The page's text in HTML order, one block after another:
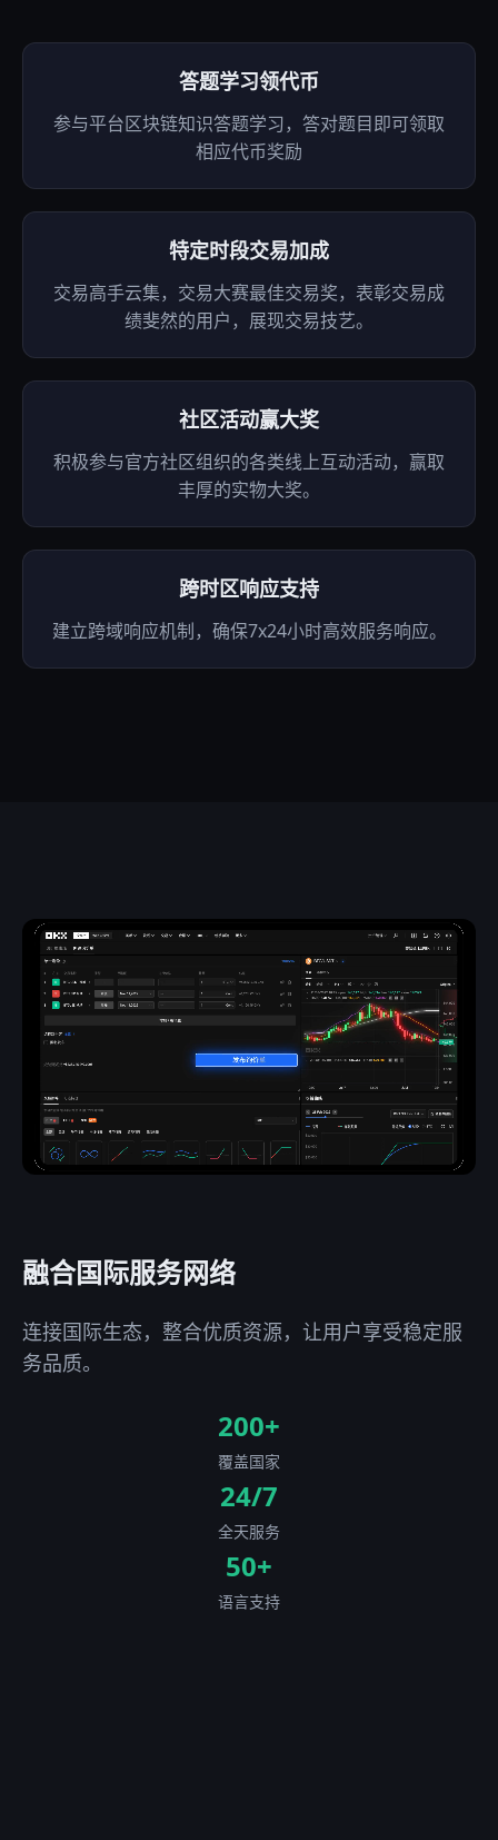
答题学习领代币
参与平台区块链知识答题学习，答对题目即可领取
相应代币奖励
特定时段交易加成
交易高手云集，交易大赛最佳交易奖，表彰交易成
绩斐然的用户，展现交易技艺。
社区活动赢大奖
积极参与官方社区组织的各类线上互动活动，赢取
丰厚的实物大奖。
跨时区响应支持
建立跨域响应机制，确保7x24小时高效服务响应。
融合国际服务网络
连接国际生态，整合优质资源，让用户享受稳定服
务品质。
200+
覆盖国家
24/7
全天服务
50+
语言支持